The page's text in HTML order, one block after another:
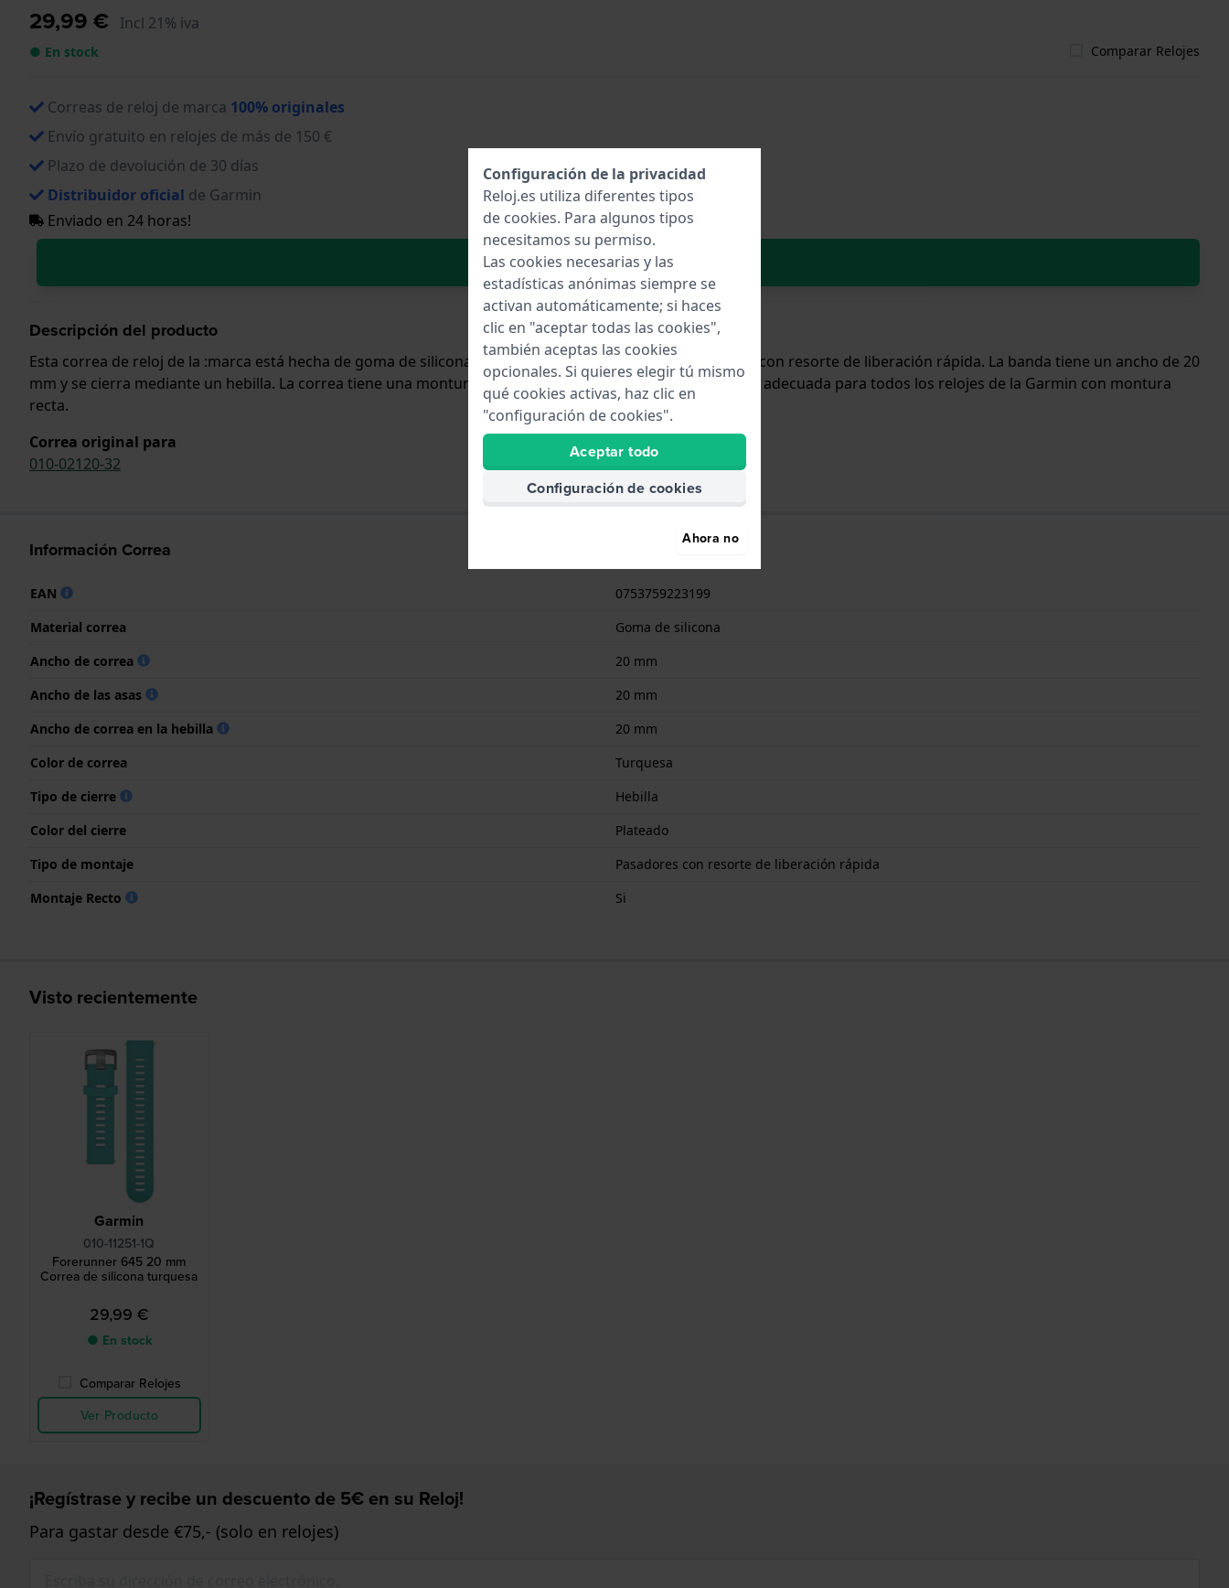
29,99 € Incl 21% iva
● En stock Comparar Relojes
Correas de reloj de marca 100% originales
Envío gratuito en relojes de más de 150 €
Plazo de devolución de 30 días
Distribuidor oficial de Garmin
Enviado en 24 horas!
Añadir al carrito
Descripción del producto
Esta correa de reloj de la :marca está hecha de goma de silicona y se adjunta al reloj mediante pasadores con resorte de liberación rápida. La banda tiene un ancho de 20
mm y se cierra mediante un hebilla. La correa tiene una montura recta, lo que significa que esta correa es adecuada para todos los relojes de la Garmin con montura
recta.
Correa original para
010-02120-32
Información Correa
EAN
0753759223199
Material correa
Goma de silicona
Ancho de correa
20 mm
Ancho de las asas
20 mm
Ancho de correa en la hebilla
20 mm
Color de correa
Turquesa
Tipo de cierre
Hebilla
Color del cierre
Plateado
Tipo de montaje
Pasadores con resorte de liberación rápida
Montaje Recto
Si
Visto recientemente
Garmin
010-11251-1Q
Forerunner 645 20 mm
Correa de silicona turquesa
29,99 €
● En stock
Comparar Relojes
Ver Producto
¡Regístrase y recibe un descuento de 5€ en su Reloj!
Para gastar desde €75,- (solo en relojes)
Configuración de la privacidad
Reloj.es utiliza diferentes tipos
de cookies. Para algunos tipos
necesitamos su permiso.
Las cookies necesarias y las
estadísticas anónimas siempre se
activan automáticamente; si haces
clic en "aceptar todas las cookies",
también aceptas las cookies
opcionales. Si quieres elegir tú mismo
qué cookies activas, haz clic en
"configuración de cookies".
Aceptar todo
Configuración de cookies
Ahora no